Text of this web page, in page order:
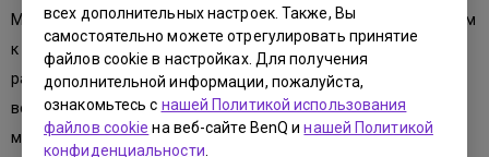
всех дополнительных настроек. Также, Вы
самостоятельно можете отрегулировать принятие
файлов cookie в настройках. Для получения
дополнительной информации, пожалуйста,
ознакомьтесь с нашей Политикой использования
файлов cookie на веб-сайте BenQ инашей Политикой
конфиденциальности
Мы в очередной раз убедились, что встреча оффлайн, «лицом
к лицу» — это нужный и актуальный формат. Экспертный
разбор наболевшей темы, активная аудитория, много
вопросов и много ответов — спасибо всем, кто посетил
мастер-класс. Во время мастер-класса посетители получили